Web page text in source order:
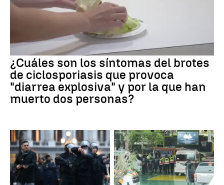
¿Cuáles son los síntomas del brotes
de ciclosporiasis que provoca
"diarrea explosiva" y por la que han
muerto dos personas?